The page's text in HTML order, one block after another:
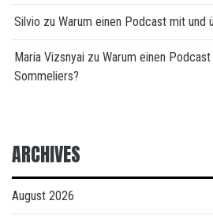
Silvio zu Warum einen Podcast mit und
Maria Vizsnyai zu Warum einen
Sommeliers?
ARCHIVES
August 2026